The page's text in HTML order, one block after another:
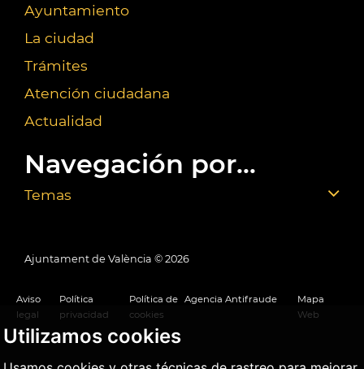
Utilizamos cookies
Ayuntamiento
La ciudad
Trámites
Atención ciudadana
Actualidad
Navegación por...
Temas
Ajuntament de València © 2026
Aviso
legal
Política
privacidad
Política de
cookies
Agencia Antifraude
Mapa
Web